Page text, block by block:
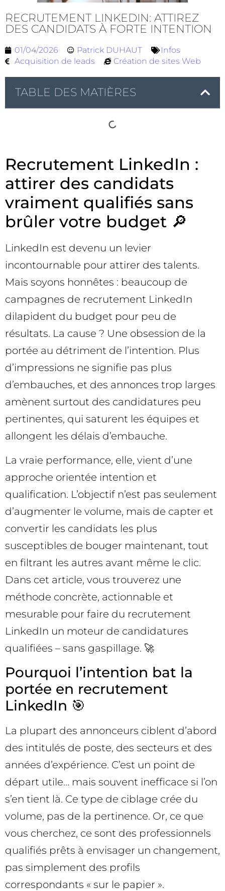
RECRUTEMENT LINKEDIN: ATTIREZ
DES CANDIDATS À FORTE INTENTION
01/04/2026 Patrick DUHAUT
Infos
Acquisition de leads
Création de sites Web
TABLE DES MATIÈRES
Recrutement LinkedIn :
attirer des candidats
vraiment qualifiés sans
brûler votre budget 🔎
LinkedIn est devenu un levier
incontournable pour attirer des talents.
Mais soyons honnêtes : beaucoup de
campagnes de recrutement LinkedIn
dilapident du budget pour peu de
résultats. La cause ? Une obsession de la
portée au détriment de l’intention. Plus
d’impressions ne signifie pas plus
d’embauches, et des annonces trop larges
amènent surtout des candidatures peu
pertinentes, qui saturent les équipes et
allongent les délais d’embauche.
La vraie performance, elle, vient d’une
approche orientée intention et
qualification. L’objectif n’est pas seulement
d’augmenter le volume, mais de capter et
convertir les candidats les plus
susceptibles de bouger maintenant, tout
en filtrant les autres avant même le clic.
Dans cet article, vous trouverez une
méthode concrète, actionnable et
mesurable pour faire du recrutement
LinkedIn un moteur de candidatures
qualifiées – sans gaspillage. 🚀
Pourquoi l’intention bat la
portée en recrutement
LinkedIn 🎯
La plupart des annonceurs ciblent d’abord
des intitulés de poste, des secteurs et des
années d’expérience. C’est un point de
départ utile… mais souvent inefficace si l’on
s’en tient là. Ce type de ciblage crée du
volume, pas de la pertinence. Or, ce que
vous cherchez, ce sont des professionnels
qualifiés prêts à envisager un changement,
pas simplement des profils
correspondants « sur le papier ».